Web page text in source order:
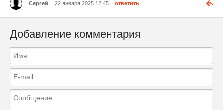
Сергей 22 января 2025 12:45 ответить
Добавление комментария